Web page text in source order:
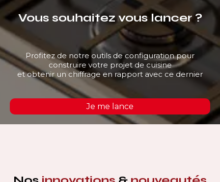
Vous souhaitez vous lancer ?
Profitez de notre outils de configuration pour
construire votre projet de cuisine
et obtenir un chiffrage en rapport avec ce dernier
Je me lance